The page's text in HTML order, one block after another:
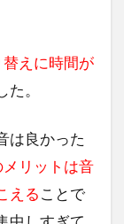
えに時間が
。
は良かった
メリットは音
えることで